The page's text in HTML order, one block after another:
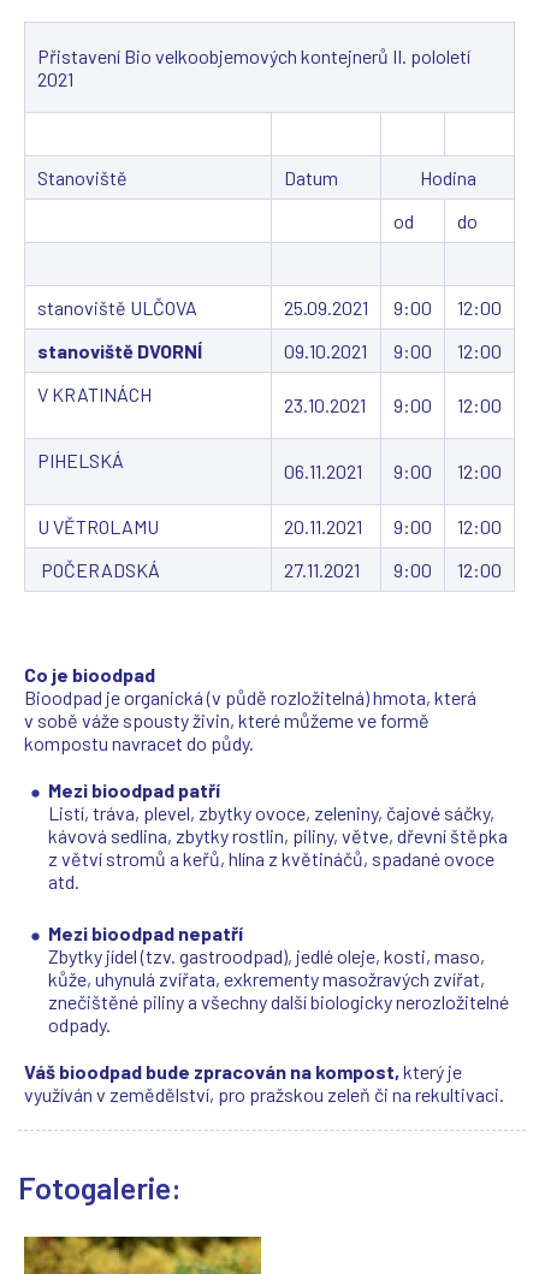
(
Přistavení Bio velkoobjemových kontejnerů II. pololetí
2021
Stanoviště Datum
Hodina
od
do
stanoviště ULČOVA 25.09.2021 9:00
12:00
stanoviště DVORNÍ
09.10.2021 9:00
12:00
V KRATINÁCH
23.10.2021 9:00 12:00
PIHELSKÁ 06.11.2021 9:00 12:00
U VĚTROLAMU 20.11.2021 9:00
12:00
POČERADSKÁ
27.11.2021 9:00 12:00
Co je bioodpad
Bioodpad je organická (v půdě rozložitelná) hmota, která
v sobě váže spousty živin, které můžeme ve formě
kompostu navracet do půdy.
Mezi bioodpad patří
Listí, tráva, plevel, zbytky ovoce, zeleniny, čajové sáčky,
kávová sedlina, zbytky rostlin, piliny, větve, dřevní štěpka
z větví stromů a keřů, hlína z květináčů, spadané ovoce
atd.
Mezi bioodpad nepatří
Zbytky jídel (tzv. gastroodpad), jedlé oleje, kosti, maso,
kůže, uhynulá zvířata, exkrementy masožravých zvířat,
znečištěné piliny a všechny další biologicky nerozložitelné
odpady.
Váš bioodpad bude zpracován na kompost, který je
využíván v zemědělství, pro pražskou zeleň či na rekultivaci.
Fotogalerie: